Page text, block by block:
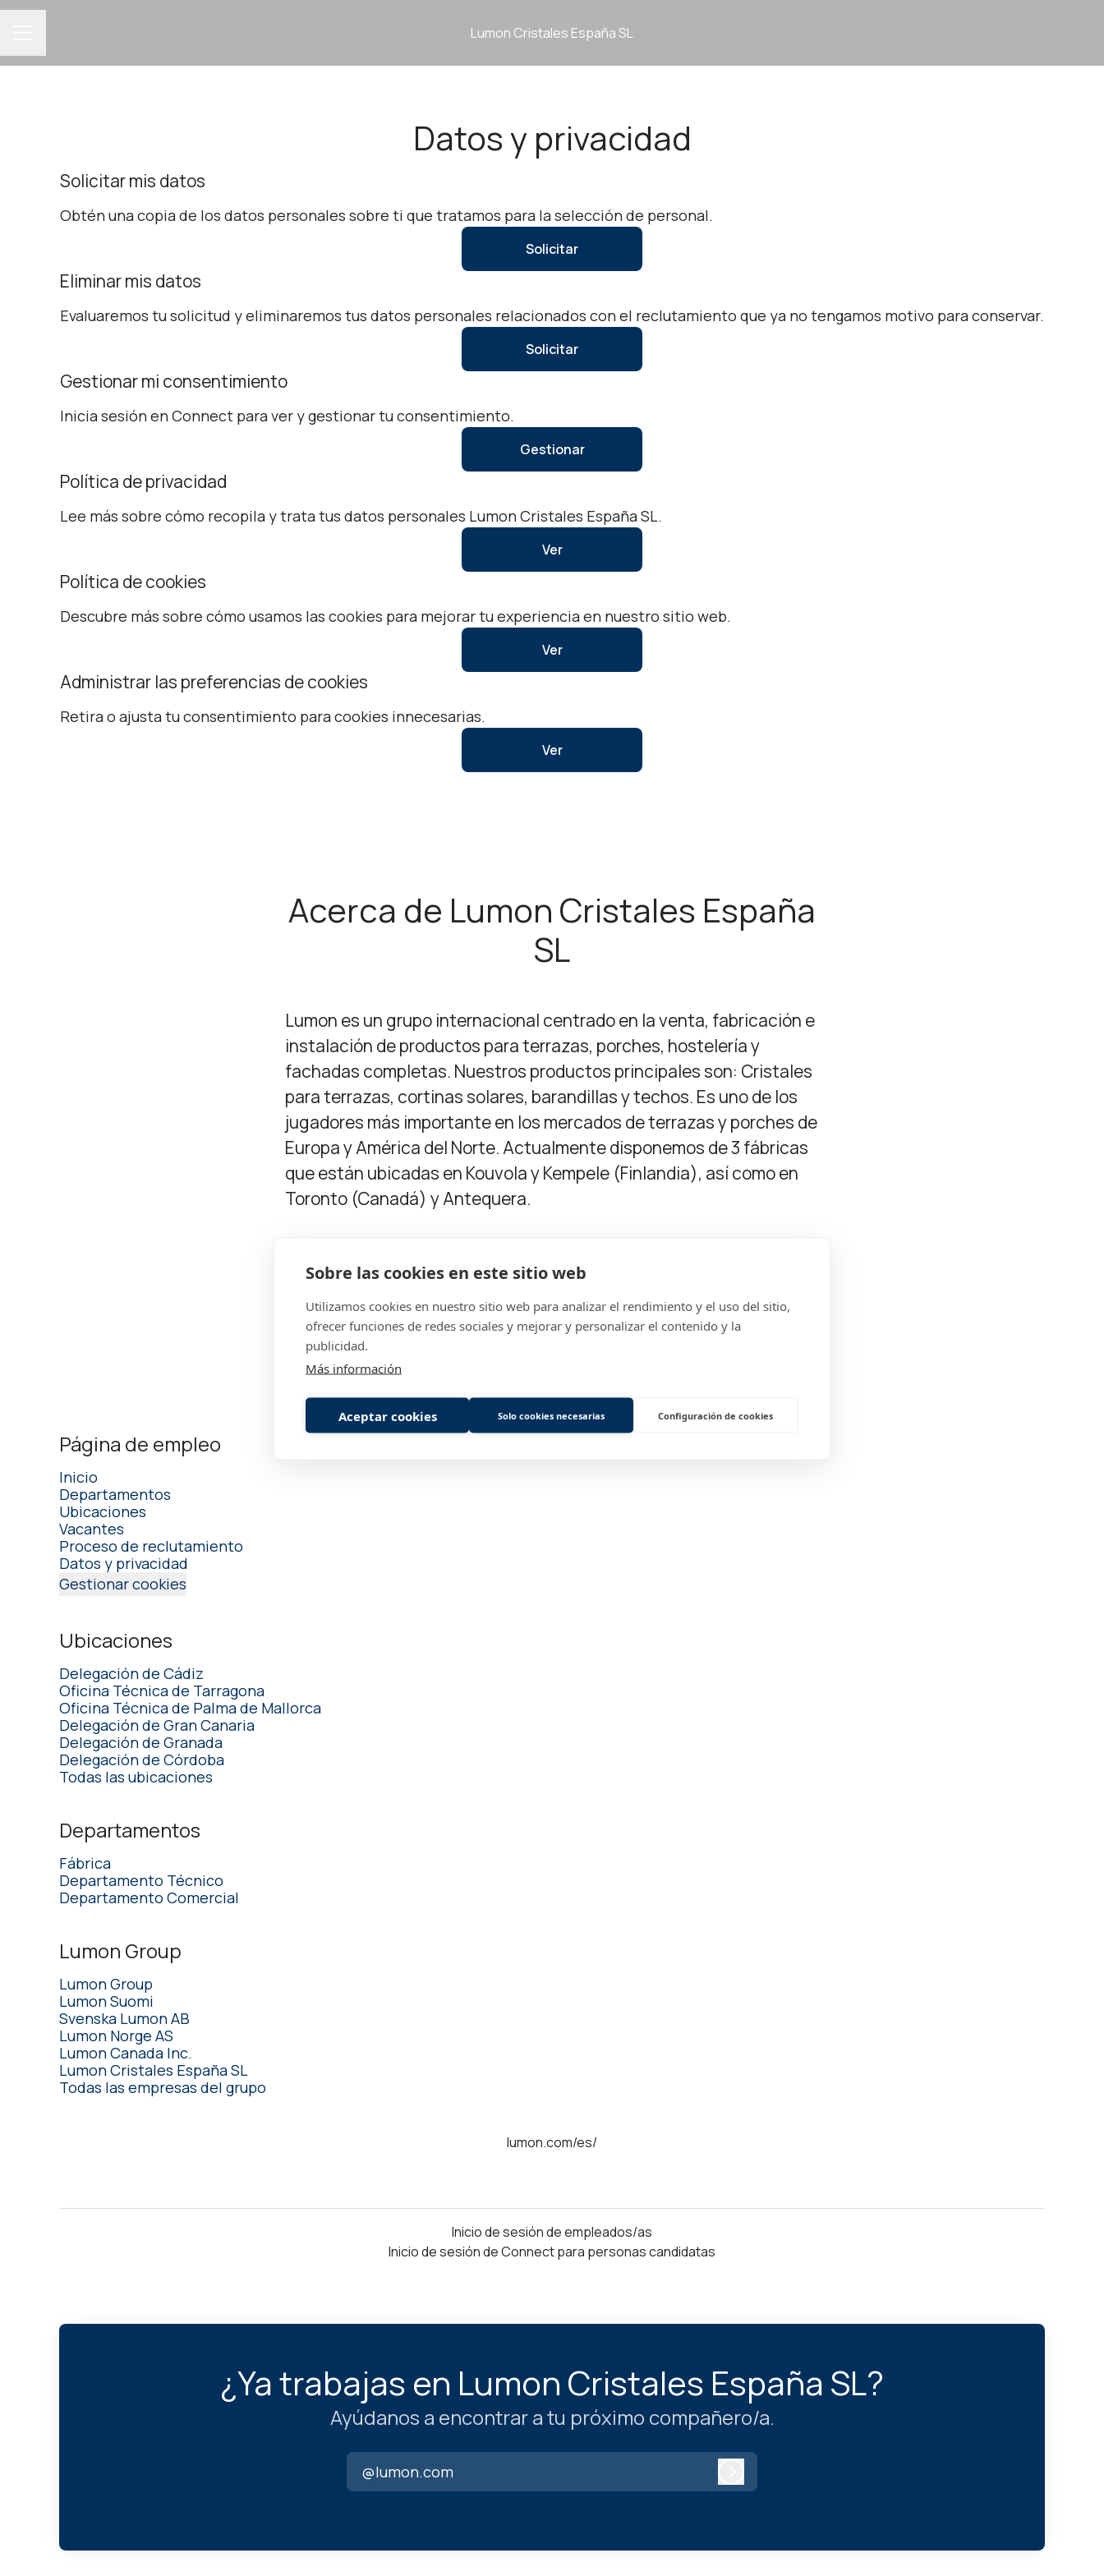
Sobre las cookies en este sitio web
Utilizamos cookies en nuestro sitio web para analizar el rendimiento y el uso del sitio,
ofrecer funciones de redes sociales y mejorar y personalizar el contenido y la
publicidad.
Más información
Aceptar cookies Solo cookies necesarias Configuración de cookies
Lumon Cristales España SL
Datos y privacidad
Solicitar mis datos
Obtén una copia de los datos personales sobre ti que tratamos para la selección de personal.
Solicitar
Eliminar mis datos
Evaluaremos tu solicitud y eliminaremos tus datos personales relacionados con el reclutamiento que ya no tengamos motivo para conservar.
Solicitar
Gestionar mi consentimiento
Inicia sesión en Connect para ver y gestionar tu consentimiento.
Gestionar
Política de privacidad
Lee más sobre cómo recopila y trata tus datos personales Lumon Cristales España SL.
Ver
Política de cookies
Descubre más sobre cómo usamos las cookies para mejorar tu experiencia en nuestro sitio web.
Ver
Administrar las preferencias de cookies
Retira o ajusta tu consentimiento para cookies innecesarias.
Ver
Acerca de Lumon Cristales España
SL
Lumon es un grupo internacional centrado en la venta, fabricación e
instalación de productos para terrazas, porches, hostelería y
fachadas completas. Nuestros productos principales son: Cristales
para terrazas, cortinas solares, barandillas y techos. Es uno de los
jugadores más importante en los mercados de terrazas y porches de
Europa y América del Norte. Actualmente disponemos de 3 fábricas
que están ubicadas en Kouvola y Kempele (Finlandia), así como en
Toronto (Canadá) y Antequera.
Compañeros1500
Facturación195M
Página de empleo
Inicio
Departamentos
Ubicaciones
Vacantes
Proceso de reclutamiento
Datos y privacidad
Gestionar cookies
Ubicaciones
Delegación de Cádiz
Oficina Técnica de Tarragona
Oficina Técnica de Palma de Mallorca
Delegación de Gran Canaria
Delegación de Granada
Delegación de Córdoba
Todas las ubicaciones
Departamentos
Fábrica
Departamento Técnico
Departamento Comercial
Lumon Group
Lumon Group
Lumon Suomi
Svenska Lumon AB
Lumon Norge AS
Lumon Canada Inc.
Lumon Cristales España SL
Todas las empresas del grupo
lumon.com/es/
Inicio de sesión de empleados/as
Inicio de sesión de Connect para personas candidatas
¿Ya trabajas en Lumon Cristales España SL?
Ayúdanos a encontrar a tu próximo compañero/a.
@lumon.com